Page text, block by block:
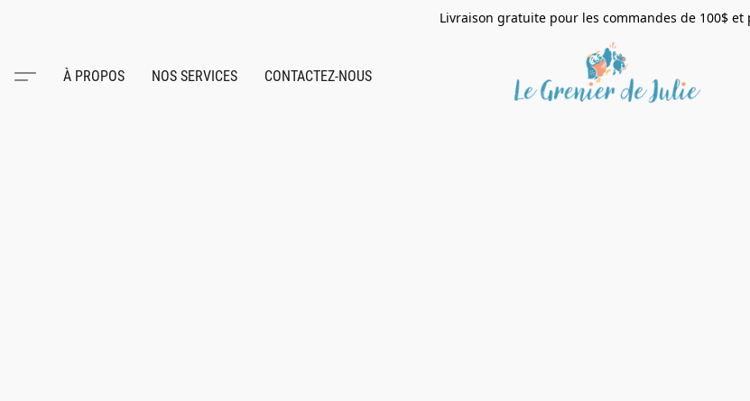
Livraison gratuite pour les commandes de 100$ et
À PROPOS NOS SERVICES CONTACTEZ-NOUS